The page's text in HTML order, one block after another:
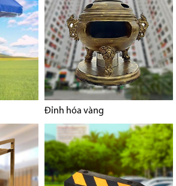
Đỉnh hóa vàng